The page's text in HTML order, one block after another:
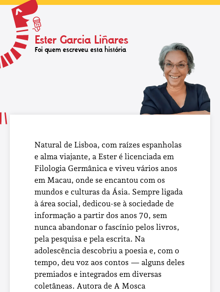
Ester Garcia Liñares
Foi quem escreveu esta história
Natural de Lisboa, com raízes espanholas
e alma viajante, a Ester é licenciada em
Filologia Germânica e viveu vários anos
em Macau, onde se encantou com os
mundos e culturas da Ásia. Sempre ligada
à área social, dedicou-se à sociedade de
informação a partir dos anos 70, sem
nunca abandonar o fascínio pelos livros,
pela pesquisa e pela escrita. Na
adolescência descobriu a poesia e, com o
tempo, deu voz aos contos — alguns deles
premiados e integrados em diversas
coletâneas. Autora de A Mosca